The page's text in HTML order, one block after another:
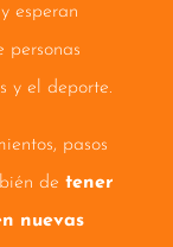
esperan
y el deporte.
pasos
de tener
nuevas